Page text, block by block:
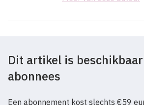
Dit artikel is
abonnees
Een abonnement kost slechts €59